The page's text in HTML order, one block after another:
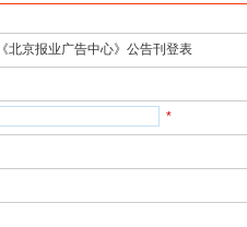
《北京报业广告中心》公告刊登表
*